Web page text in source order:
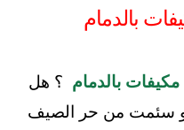
بالدمام
بالدمام ؟ هل
سئمت من حر الصيف